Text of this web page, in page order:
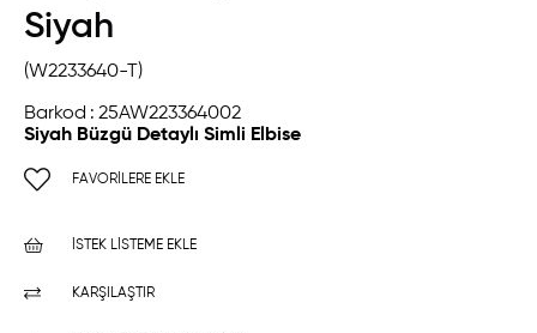
Siyah
(W2233640-T)
Barkod : 25AW223364002
Siyah Büzgü Detaylı Simli Elbise
FAVORILERE EKLE
İSTEK LISTEME EKLE
KARŞILAŞTIR